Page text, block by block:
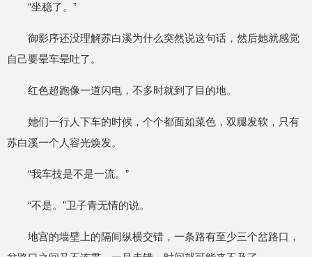
“坐稳了。”
御影序还没理解苏白溪为什么突然说这句话，然后她就感觉
自己要晕车晕吐了。
红色超跑像一道闪电，不多时就到了目的地。
她们一行人下车的时候，个个都面如菜色，双腿发软，只有
苏白溪一个人容光焕发。
“我车技是不是一流。”
“不是。”卫子青无情的说。
地宫的墙壁上的隔间纵横交错，一条路有至少三个岔路口，